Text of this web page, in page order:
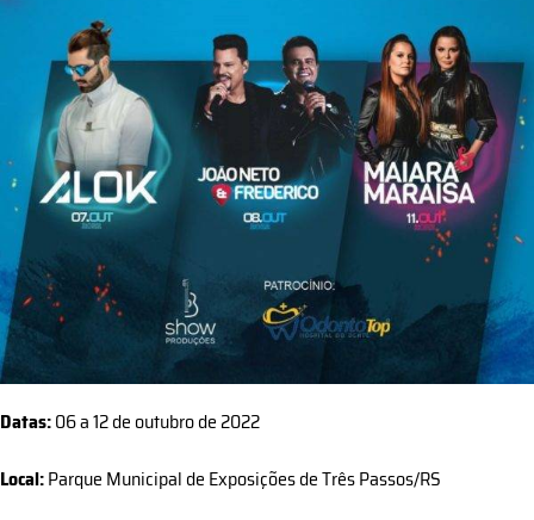
Datas:06 a 12 de outubro de 2022
Local:Parque Municipal de Exposições de Três Passos/RS